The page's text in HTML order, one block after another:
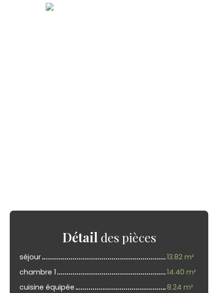
Détail des pièces
séjour
13.82 m²
chambre 1
14.40 m²
cuisine équipée
8.24 m²